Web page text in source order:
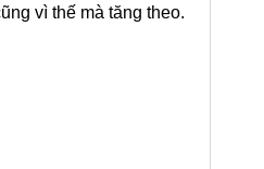
vì thế mà tăng theo.